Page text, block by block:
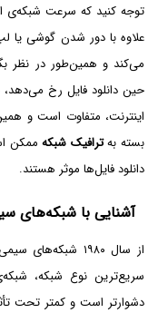
توجه کنید که سرعت شبکه‌ی
علاوه با دور شدن گوشی یا
می‌کند و همین‌طور در نظر
حین دانلود فایل رخ
اینترنت، متفاوت است و
بسته بهترافیک شبکهممکن
دانلود فایل‌ها موثر هستند.
آشنایی با شبکه‌های
از سال ۱۹۸۰
سریع‌ترین نوع شبکه،
دشوارتر است و کمتر تحت